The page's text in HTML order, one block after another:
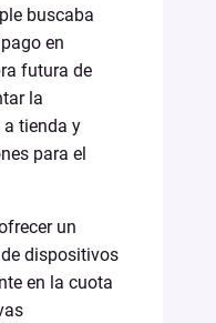
buscaba
en
futura de
la
a tienda y
para el
un
dispositivos
en la cuota